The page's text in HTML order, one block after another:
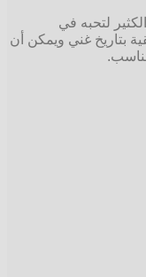
لتحبه في
بتاريخ غني ويمكن أن